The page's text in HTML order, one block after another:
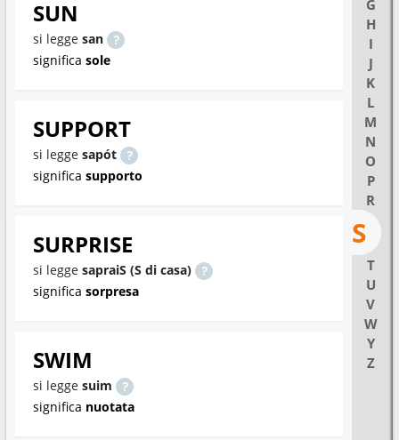
G
H
I
J
K
L
M
N
O
P
R
S
T
U
V
W
Y
Z
SUN
si legge san
significa sole
SUPPORT
si legge sapót
significa supporto
SURPRISE
si legge sapraiS (S di casa)
significa sorpresa
SWIM
si legge suim
significa nuotata